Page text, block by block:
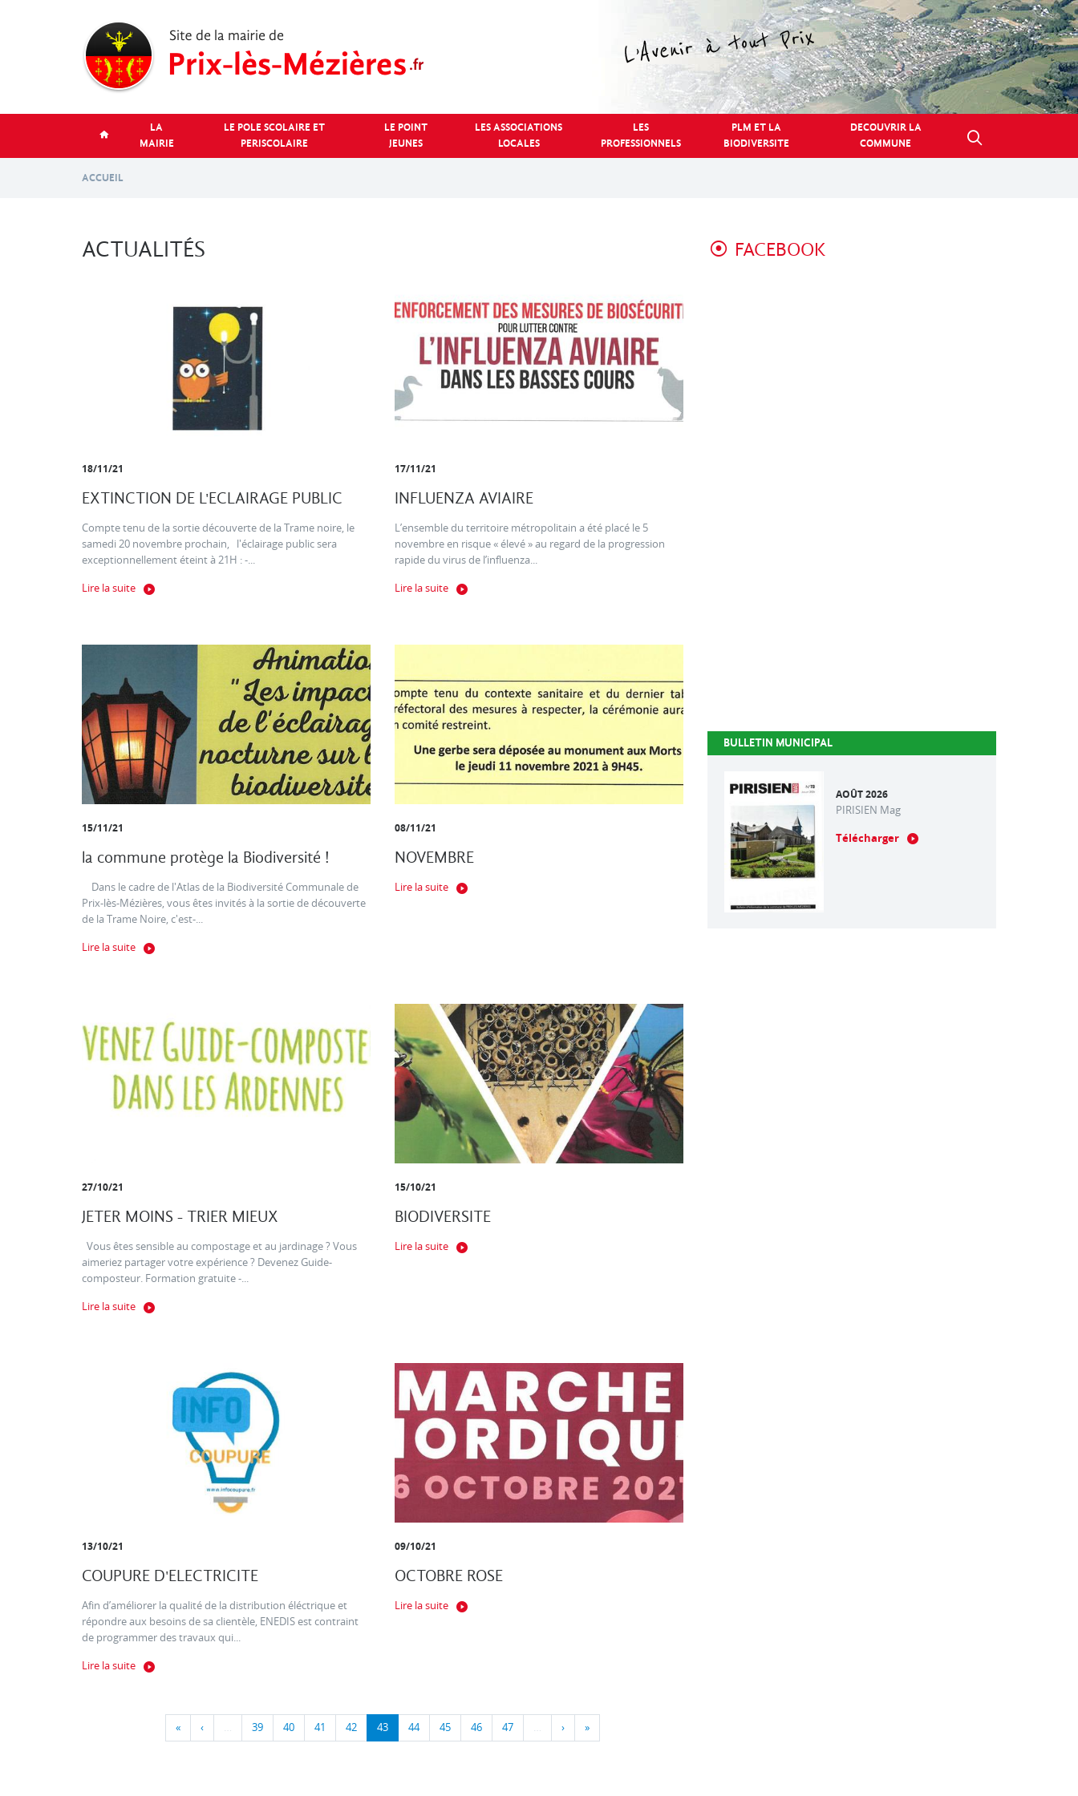
LA
MAIRIE
LE POLE SCOLAIRE ET
PERISCOLAIRE
LE POINT
JEUNES
LES ASSOCIATIONS
LOCALES
LES
PROFESSIONNELS
PLM ET LA
BIODIVERSITE
DECOUVRIR LA
COMMUNE
ACCUEIL
ACTUALITÉS
18/11/21
EXTINCTION DE L'ECLAIRAGE PUBLIC
Compte tenu de la sortie découverte de la Trame noire, le
samedi 20 novembre prochain, l'éclairage public sera
exceptionnellement éteint à 21H : -...
Lire la suite
17/11/21
INFLUENZA AVIAIRE
L’ensemble du territoire métropolitain a été placé le 5
novembre en risque « élevé » au regard de la progression
rapide du virus de l’influenza...
Lire la suite
15/11/21
la commune protège la Biodiversité !
Dans le cadre de l'Atlas de la Biodiversité Communale de
Prix-lès-Mézières, vous êtes invités à la sortie de découverte
de la Trame Noire, c'est-...
Lire la suite
08/11/21
NOVEMBRE
Lire la suite
27/10/21
JETER MOINS - TRIER MIEUX
Vous êtes sensible au compostage et au jardinage ? Vous
aimeriez partager votre expérience ? Devenez Guide-
composteur. Formation gratuite -...
Lire la suite
15/10/21
BIODIVERSITE
Lire la suite
13/10/21
COUPURE D'ELECTRICITE
Afin d’améliorer la qualité de la distribution éléctrique et
répondre aux besoins de sa clientèle, ENEDIS est contraint
de programmer des travaux qui...
Lire la suite
09/10/21
OCTOBRE ROSE
Lire la suite
« ‹ … 39 40 41 42 43 44 45 46 47 … › »
FACEBOOK
BULLETIN MUNICIPAL
AOÛT 2026
PIRISIEN Mag
Télécharger